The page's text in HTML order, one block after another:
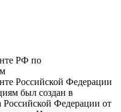
РФ по
Российской Федерации
был создан в
Российской Федерации от